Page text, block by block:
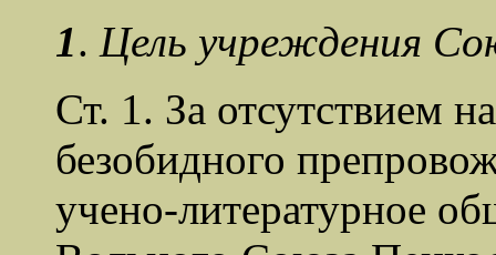
1. Цель учреждения
Ст. 1. За отсутствием
безобидного
учено-литературное